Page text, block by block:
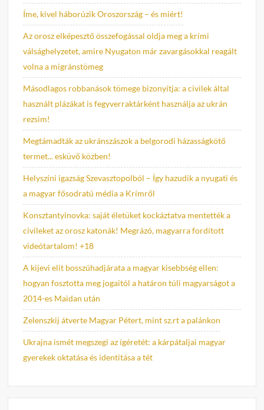
Íme, kivel háborúzik Oroszország – és miért!
Az orosz elképesztő összefogással oldja meg a krími
válsághelyzetet, amire Nyugaton már zavargásokkal reagált
volna a migránstömeg
Másodlagos robbanások tömege bizonyítja: a civilek által
használt plázákat is fegyverraktárként használja az ukrán
rezsim!
Megtámadták az ukránszászok a belgorodi házasságkötő
termet... esküvő közben!
Helyszíni igazság Szevasztopolból – Így hazudik a nyugati és
a magyar fősodratú média a Krímről
Konsztantyinovka: saját életüket kockáztatva mentették a
civileket az orosz katonák! Megrázó, magyarra fordított
videótartalom! +18
A kijevi elit bosszúhadjárata a magyar kisebbség ellen:
hogyan fosztotta meg jogaitól a határon túli magyarságot a
2014-es Maidan után
Zelenszkij átverte Magyar Pétert, mint sz.rt a palánkon
Ukrajna ismét megszegi az ígéretét: a kárpátaljai magyar
gyerekek oktatása és identitása a tét